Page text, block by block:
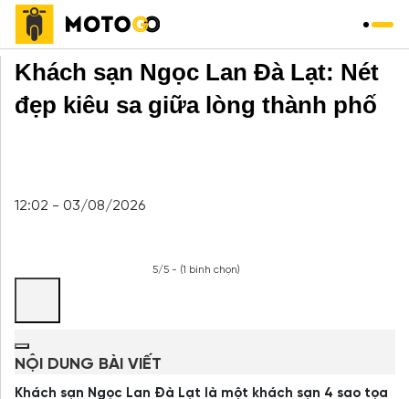
Trang chủ » Khách sạn»
Khách sạn Ngọc Lan Đà Lạt: Nét
đẹp kiêu sa giữa lòng thành phố
12:02 - 03/08/2026
5/5 - (1 bình chọn)
NỘI DUNG BÀI VIẾT
Khách sạn Ngọc Lan Đà Lạt là một khách sạn 4 sao tọa